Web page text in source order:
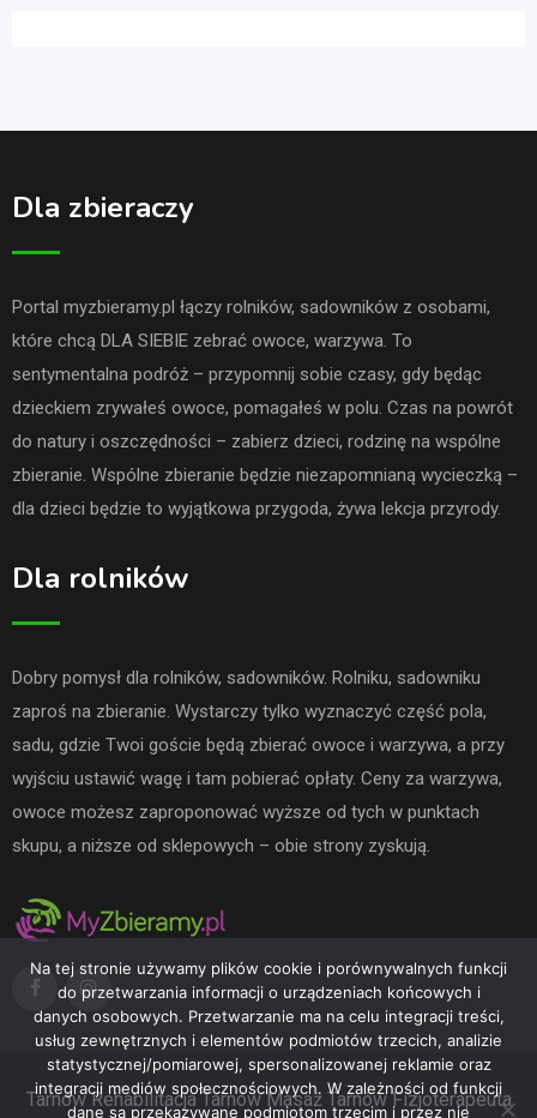
Dla zbieraczy
Portal myzbieramy.pl łączy rolników, sadowników z osobami,
które chcą DLA SIEBIE zebrać owoce, warzywa. To
sentymentalna podróż – przypomnij sobie czasy, gdy będąc
dzieckiem zrywałeś owoce, pomagałeś w polu. Czas na powrót
do natury i oszczędności – zabierz dzieci, rodzinę na wspólne
zbieranie. Wspólne zbieranie będzie niezapomnianą wycieczką –
dla dzieci będzie to wyjątkowa przygoda, żywa lekcja przyrody.
Dla rolników
Dobry pomysł dla rolników, sadowników. Rolniku, sadowniku
zaproś na zbieranie. Wystarczy tylko wyznaczyć część pola,
sadu, gdzie Twoi goście będą zbierać owoce i warzywa, a przy
wyjściu ustawić wagę i tam pobierać opłaty. Ceny za warzywa,
owoce możesz zaproponować wyższe od tych w punktach
skupu, a niższe od sklepowych – obie strony zyskują.
Tarnów Rehabilitacja Tarnów Masaż Tarnów Fizjoterapeuta
Na tej stronie używamy plików cookie i porównywalnych funkcji
do przetwarzania informacji o urządzeniach końcowych i
danych osobowych. Przetwarzanie ma na celu integracji treści,
usług zewnętrznych i elementów podmiotów trzecich, analizie
statystycznej/pomiarowej, spersonalizowanej reklamie oraz
integracji mediów społecznościowych. W zależności od funkcji
dane są przekazywane podmiotom trzecim i przez nie